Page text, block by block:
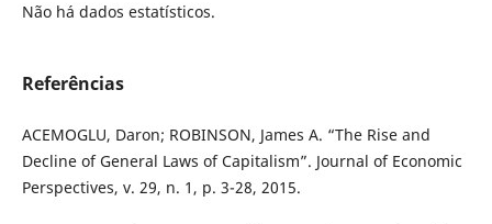
Não há dados estatísticos.
Referências
ACEMOGLU, Daron; ROBINSON, James A. “The Rise and
Decline of General Laws of Capitalism”. Journal of Economic
Perspectives, v. 29, n. 1, p. 3-28, 2015.